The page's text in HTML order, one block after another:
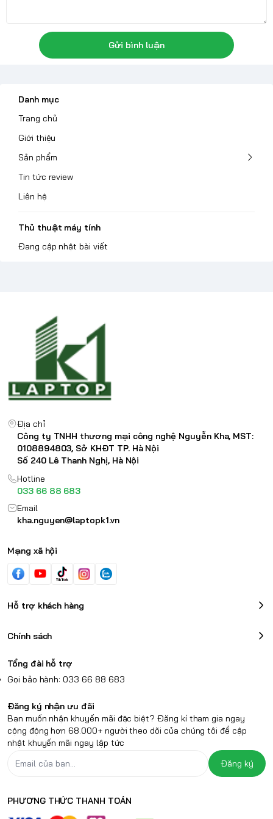
Gửi bình luận
Danh mục
Trang chủ
Giới thiệu
Sản phẩm
Tin tức review
Liên hệ
Thủ thuật máy tính
Đang cập nhật bài viết
Địa chỉ
Công ty TNHH thương mại công nghệ Nguyễn Kha, MST:
0108894803, Sở KHĐT TP. Hà Nội
Số 240 Lê Thanh Nghị, Hà Nội
Hotline
033 66 88 683
Email
kha.nguyen@laptopk1.vn
Mạng xã hội
Hỗ trợ khách hàng
Chính sách
Tổng đài hỗ trợ
Gọi bảo hành: 033 66 88 683
Đăng ký nhận ưu đãi
Bạn muốn nhận khuyến mãi đặc biệt? Đăng kí tham gia ngay
cộng động hơn 68.000+ người theo dõi của chúng tôi để cập
nhật khuyến mãi ngay lập tức
Đăng ký
PHƯƠNG THỨC THANH TOÁN